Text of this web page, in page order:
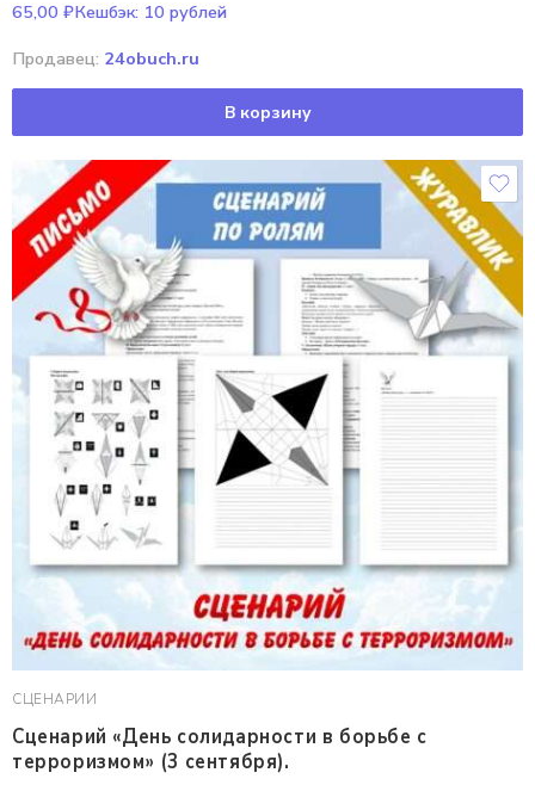
65,00 ₽Кешбэк: 10 рублей
Продавец: 24obuch.ru
В корзину
СЦЕНАРИИ
Сценарий «День солидарности в борьбе с
терроризмом» (3 сентября).